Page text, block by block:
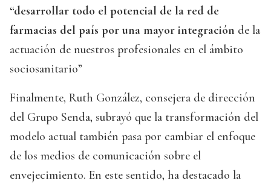
“desarrollar todo el potencial de la red de
farmacias del país por una mayor integración de la
actuación de nuestros profesionales en el ámbito
sociosanitario”
Finalmente, Ruth González, consejera de dirección
del Grupo Senda, subrayó que la transformación del
modelo actual también pasa por cambiar el enfoque
de los medios de comunicación sobre el
envejecimiento. En este sentido, ha destacado la